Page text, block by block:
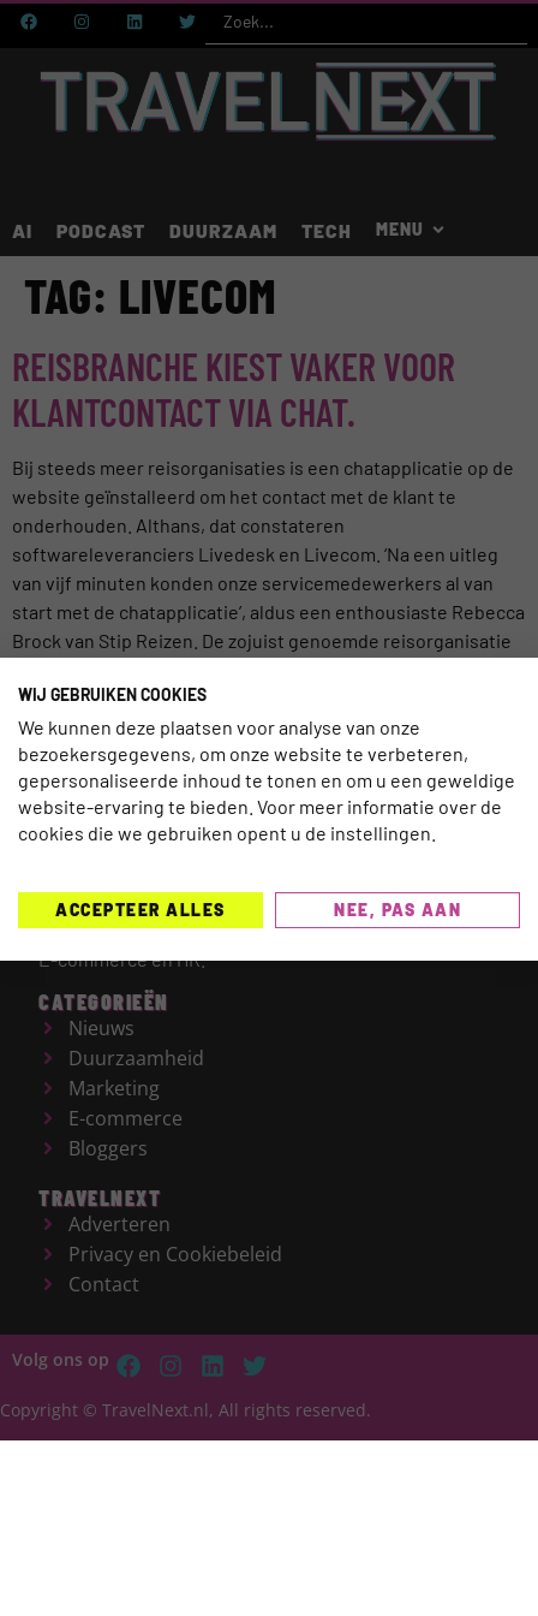
AI PODCAST DUURZAAM TECH
TAG: LIVECOM
REISBRANCHE KIEST VAKER VOOR
KLANTCONTACT VIA CHAT.
Bij steeds meer reisorganisaties is een chatapplicatie op de
website geïnstalleerd om het contact met de klant te
onderhouden. Althans, dat constateren
softwareleveranciers Livedesk en Livecom. ‘Na een uitleg
van vijf minuten konden onze servicemedewerkers al van
start met de chatapplicatie’, aldus een enthousiaste Rebecca
Brock van Stip Reizen. De zojuist genoemde reisorganisatie
TRAVELNEXT is hét leading kennisplatform voor de
gehele reisbranche, met een focus op de laatste
reismarkt.Onderwerpen die worden behandeld zijn
onder meer Technologie, Duurzaamheid, AI, Marketing,
E-commerce en HR.
CATEGORIEËN
Nieuws
Duurzaamheid
Marketing
E-commerce
Bloggers
TRAVELNEXT
Adverteren
Privacy en Cookiebeleid
Contact
Volg ons op
Copyright © TravelNext.nl, All rights reserved.
WIJ GEBRUIKEN COOKIES
We kunnen deze plaatsen voor analyse van onze
bezoekersgegevens, om onze website te verbeteren,
gepersonaliseerde inhoud te tonen en om u een geweldige
website-ervaring te bieden. Voor meer informatie over de
cookies die we gebruiken opent u de instellingen.
ACCEPTEER ALLES NEE, PAS AAN